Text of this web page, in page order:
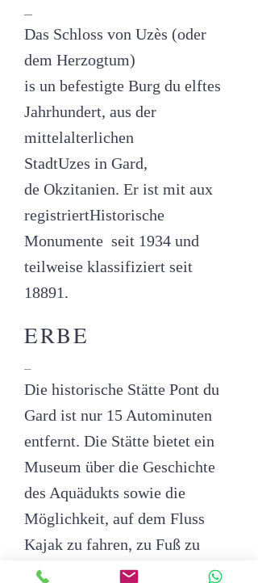
Das Schloss von Uzès (oder
dem Herzogtum)
is un befestigte Burg du elftes
Jahrhundert, aus der
mittelalterlichen
StadtUzes in Gard,
de Okzitanien. Er ist mit aux
registriertHistorische
Monumente seit 1934 und
teilweise klassifiziert seit
18891.
ERBE
Die historische Stätte Pont du
Gard ist nur 15 Autominuten
entfernt. Die Stätte bietet ein
Museum über die Geschichte
des Aquädukts sowie die
Möglichkeit, auf dem Fluss
Kajak zu fahren, zu Fuß zu
gehen und am Ufer im